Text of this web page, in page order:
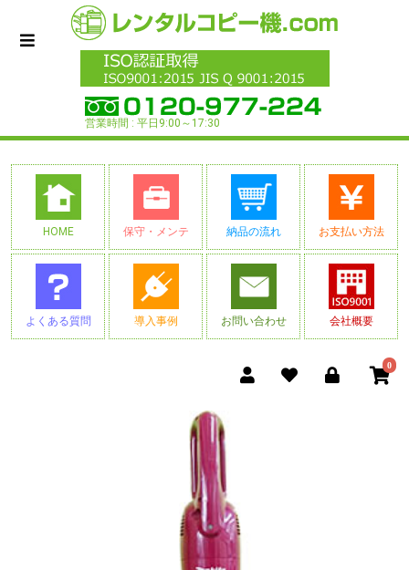
営業時間 : 平日9:00～17:30
HOME 保守・メンテ 納品の流れ お支払い方法
よくある質問 導入事例 お問い合わせ 会社概要
0